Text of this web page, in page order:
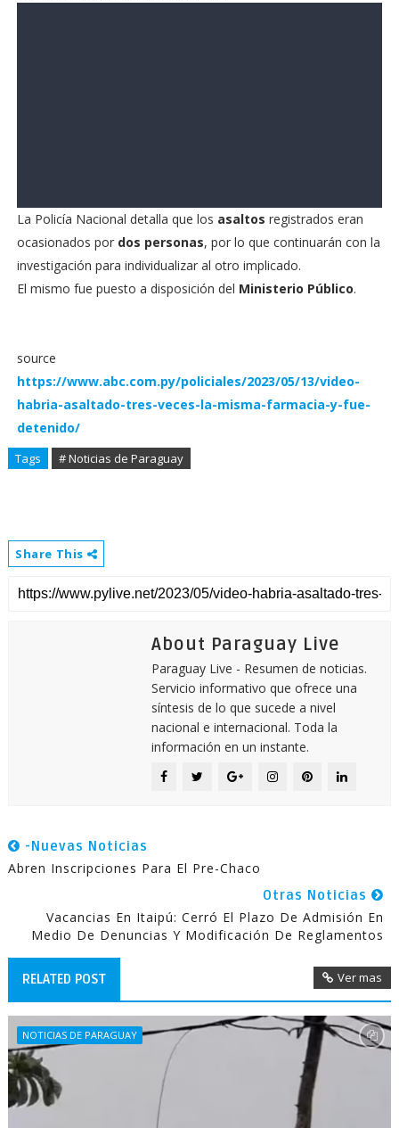
La Policía Nacional detalla que los asaltos registrados eran
ocasionados por dos personas, por lo que continuarán con la
investigación para individualizar al otro implicado.
El mismo fue puesto a disposición del Ministerio Público.
source
https://www.abc.com.py/policiales/2023/05/13/video-
habria-asaltado-tres-veces-la-misma-farmacia-y-fue-
detenido/
Tags # Noticias de Paraguay
Share This
About Paraguay Live
Paraguay Live - Resumen de noticias.
Servicio informativo que ofrece una
síntesis de lo que sucede a nivel
nacional e internacional. Toda la
información en un instante.
-Nuevas Noticias
Abren Inscripciones Para El Pre-Chaco
Otras Noticias
Vacancias En Itaipú: Cerró El Plazo De Admisión En
Medio De Denuncias Y Modificación De Reglamentos
RELATED POST Ver mas
NOTICIAS DE PARAGUAY